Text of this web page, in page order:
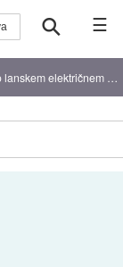
☰
mrku na Iberskem polotoku